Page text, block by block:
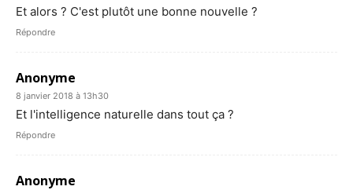
Et alors ? C'est plutôt une bonne nouvelle ?
Répondre
Anonyme
8 janvier 2018 à 13h30
Et l'intelligence naturelle dans tout ça ?
Répondre
Anonyme